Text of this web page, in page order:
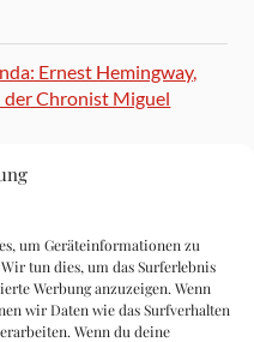
um Geräteinformationen zu
tun dies, um das Surferlebnis
Werbung anzuzeigen. Wenn
wir Daten wie das Surfverhalten
Wenn du deine
Ernest Hemingway,
Chronist Miguel
von Pauline Pfeiffer